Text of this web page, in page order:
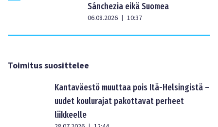
Sánchezia eikä Suomea
06.08.2026 | 10:37
Toimitus suosittelee
Kantaväestö muuttaa pois Itä-Helsingistä –
uudet koulurajat pakottavat perheet
liikkeelle